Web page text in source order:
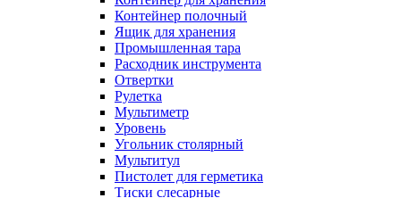
Контейнер полочный
Ящик для хранения
Промышленная тара
Расходник инструмента
Отвертки
Рулетка
Мультиметр
Уровень
Угольник столярный
Мультитул
Пистолет для герметика
Тиски слесарные